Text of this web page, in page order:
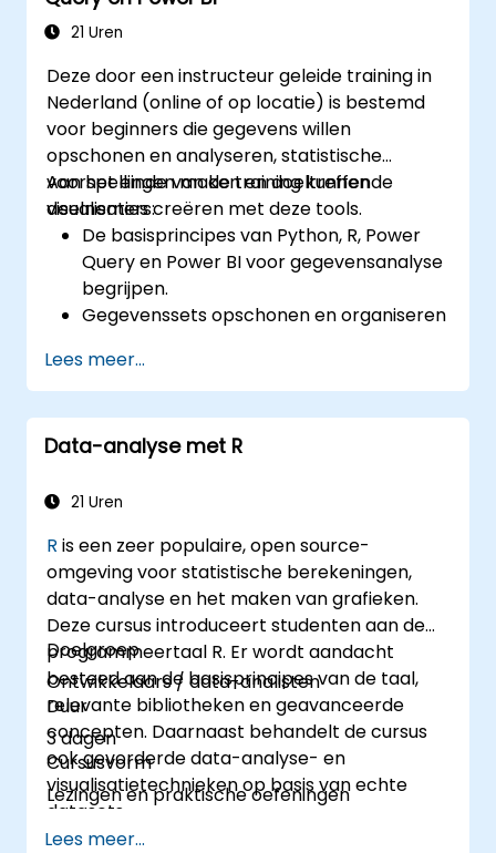
21 Uren
Deze door een instructeur geleide training in
Nederland (online of op locatie) is bestemd
voor beginners die gegevens willen
opschonen en analyseren, statistische
voorspellingen maken en doeltreffende
visualisaties creëren met deze tools.
Aan het einde van de training kunnen
deelnemers:
De basisprincipes van Python, R, Power
Query en Power BI voor gegevensanalyse
begrijpen.
Gegevenssets opschonen en organiseren
Statistische analyses uitvoeren en
voorspellingen maken met R.
Professionele dashboards en rapporten
ontwikkelen met Power BI.
integreren en analyseren.
Lees meer...
Data-analyse met R
21 Uren
R is een zeer populaire, open source-
omgeving voor statistische berekeningen,
data-analyse en het maken van grafieken.
Deze cursus introduceert studenten aan de
programmeertaal R. Er wordt aandacht
besteed aan de basisprincipes van de taal,
relevante bibliotheken en geavanceerde
concepten. Daarnaast behandelt de cursus
ook gevorderde data-analyse- en
visualisatietechnieken op basis van echte
datasets.
Doelgroep
Ontwikkelaars / data-analisten
Duur
3 dagen
Cursusvorm
Lezingen en praktische oefeningen
Lees meer...